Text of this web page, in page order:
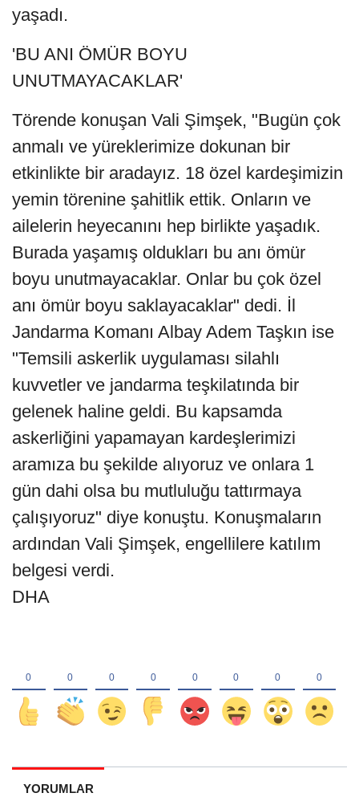
yaşadı.
'BU ANI ÖMÜR BOYU
UNUTMAYACAKLAR'
Törende konuşan Vali Şimşek, "Bugün çok
anmalı ve yüreklerimize dokunan bir
etkinlikte bir aradayız. 18 özel kardeşimizin
yemin törenine şahitlik ettik. Onların ve
ailelerin heyecanını hep birlikte yaşadık.
Burada yaşamış oldukları bu anı ömür
boyu unutmayacaklar. Onlar bu çok özel
anı ömür boyu saklayacaklar" dedi. İl
Jandarma Komanı Albay Adem Taşkın ise
"Temsili askerlik uygulaması silahlı
kuvvetler ve jandarma teşkilatında bir
gelenek haline geldi. Bu kapsamda
askerliğini yapamayan kardeşlerimizi
aramıza bu şekilde alıyoruz ve onlara 1
gün dahi olsa bu mutluluğu tattırmaya
çalışıyoruz" diye konuştu. Konuşmaların
ardından Vali Şimşek, engellilere katılım
belgesi verdi.
DHA
YORUMLAR